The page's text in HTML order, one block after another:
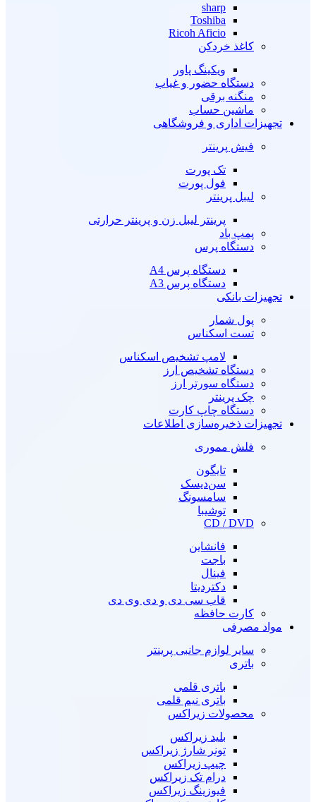
sharp
Toshiba
Ricoh Aficio
کاغذ خردکن
ویکینگ پاور
دستگاه حضور و غیاب
منگنه برقی
ماشین حساب
تجهیزات اداری و فروشگاهی
فیش پرینتر
تک پورت
فول پورت
لیبل پرینتر
پرینتر لیبل زن و پرینتر حرارتی
پمپ باد
دستگاه پرس
دستگاه پرس A4
دستگاه پرس A3
تجهیزات بانکی
پول شمار
تست اسکناس
لامپ تشخیص اسکناس
دستگاه تشخیص ارز
دستگاه سورتر ارز
چک پرینتر
دستگاه چاپ کارت
تجهیزات ذخیره‌سازی اطلاعات
فلش مموری
تایگون
سن‌دیسک
سامسونگ
توشیبا
CD / DVD
فانشاین
باجت
فینال
دکتردیتا
قاب سی دی و دی وی دی
کارت حافظه
مواد مصرفی
سایر لوازم جانبی پرینتر
باتری
باتری قلمی
باتری نیم قلمی
محصولات زیراکس
بلید زیراکس
تونر شارژ زیراکس
چیپ زیراکس
درام تک زیراکس
فیوزینگ زیراکس